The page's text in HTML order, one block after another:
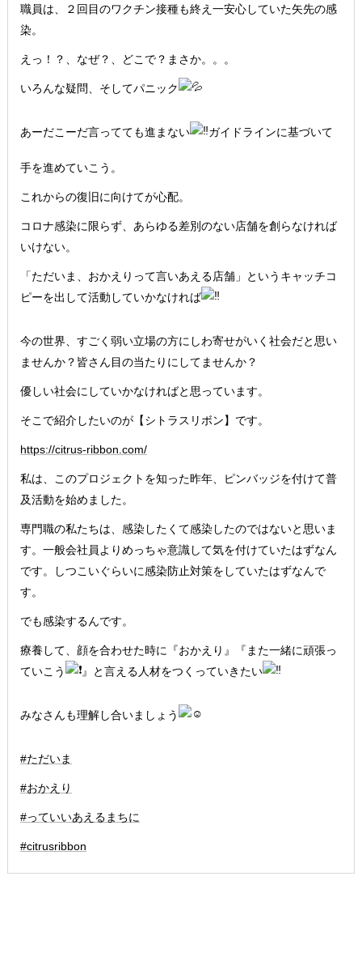
職員は、２回目のワクチン接種も終え一安心していた矢先の感
染。
えっ！？、なぜ？、どこで？まさか。。。
いろんな疑問、そしてパニック
あーだこーだ言ってても進まない ガイドラインに基づいて
手を進めていこう。
これからの復旧に向けてが心配。
コロナ感染に限らず、あらゆる差別のない店舗を創らなければ
いけない。
「ただいま、おかえりって言いあえる店舗」というキャッチコ
ピーを出して活動していかなければ
今の世界、すごく弱い立場の方にしわ寄せがいく社会だと思い
ませんか？皆さん目の当たりにしてませんか？
優しい社会にしていかなければと思っています。
そこで紹介したいのが【シトラスリボン】です。
https://citrus-ribbon.com/
私は、このプロジェクトを知った昨年、ピンバッジを付けて普
及活動を始めました。
専門職の私たちは、感染したくて感染したのではないと思いま
す。一般会社員よりめっちゃ意識して気を付けていたはずなん
です。しつこいぐらいに感染防止対策をしていたはずなんで
す。
でも感染するんです。
療養して、顔を合わせた時に『おかえり』『また一緒に頑張っ
ていこう
』と言える人材をつくっていきたい
みなさんも理解し合いましょう
#ただいま
#おかえり
#っていいあえるまちに
#citrusribbon